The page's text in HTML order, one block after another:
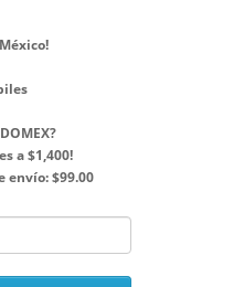
a $1,400!
envío: $99.00